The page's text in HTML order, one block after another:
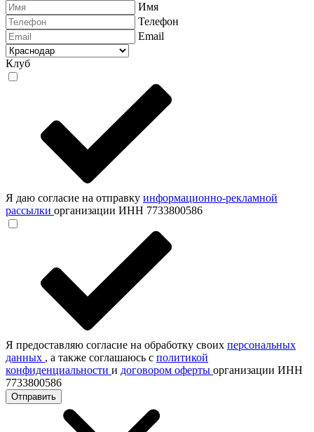
Имя
Телефон
Email
Клуб
Я даю согласие на отправку информационно-рекламной
рассылки организации ИНН 7733800586
Я предоставляю согласие на обработку своих персональных
данных , а также соглашаюсь с политикой
конфиденциальности и договором оферты организации ИНН
7733800586
Отправить